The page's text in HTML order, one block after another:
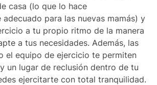
casa (lo que lo hace
para las nuevas mamás) y
a tu propio ritmo de la manera
a tus necesidades. Además, las
el equipo de ejercicio te permiten
un lugar de reclusión dentro de tu
ejercitarte con total tranquilidad.